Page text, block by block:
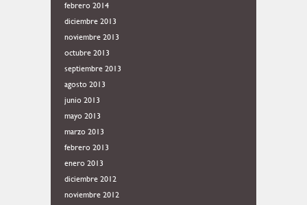
febrero 2014
diciembre 2013
noviembre 2013
octubre 2013
septiembre 2013
agosto 2013
junio 2013
mayo 2013
marzo 2013
febrero 2013
enero 2013
diciembre 2012
noviembre 2012